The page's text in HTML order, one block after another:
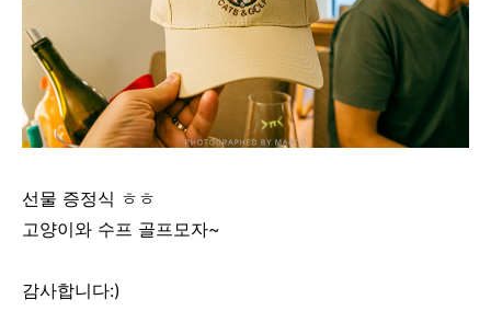
선물 증정식 ㅎㅎ
고양이와 수프 골프모자~
감사합니다:)